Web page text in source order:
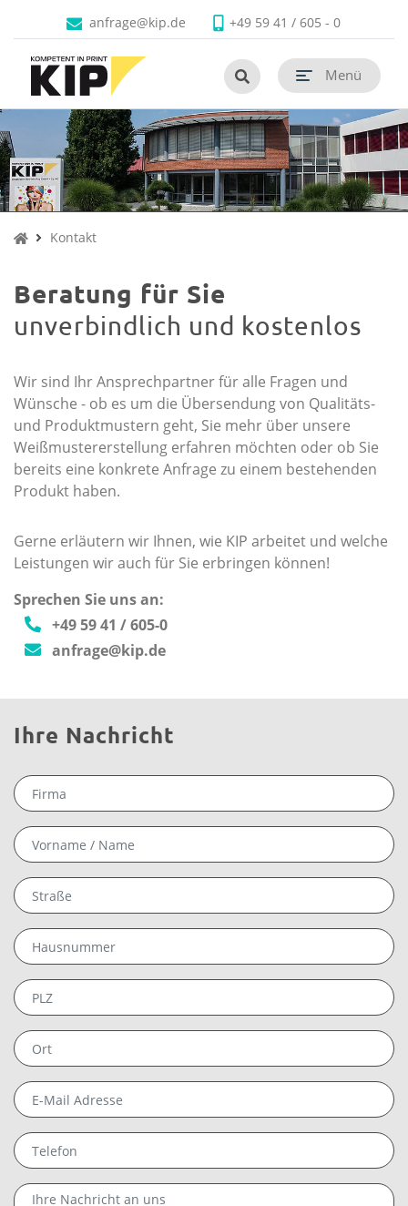
öffnen
öffnen
öffnen
öffnen
öffnen
Untermenü schließen
Faltschachteln
Untermenü
Untermenü
Untermenü
Untermenü schließen
Produkte
Untermenü
Untermenü
Untermenü schließen
Branchen
Untermenü schließen
Unternehmen
Untermenü schließen
Kontaktanfrage@kip.de +49 59 41 / 605 - 0
Menü
Kontakt
Beratung für Sie
unverbindlich und kostenlos
Wir sind Ihr Ansprechpartner für alle Fragen und
Wünsche - ob es um die Übersendung von Qualitäts-
und Produktmustern geht, Sie mehr über unsere
Weißmustererstellung erfahren möchten oder ob Sie
bereits eine konkrete Anfrage zu einem bestehenden
Produkt haben.
Gerne erläutern wir Ihnen, wie KIP arbeitet und welche
Leistungen wir auch für Sie erbringen können!
Sprechen Sie uns an:
+49 59 41 / 605-0
anfrage@kip.de
Ihre Nachricht